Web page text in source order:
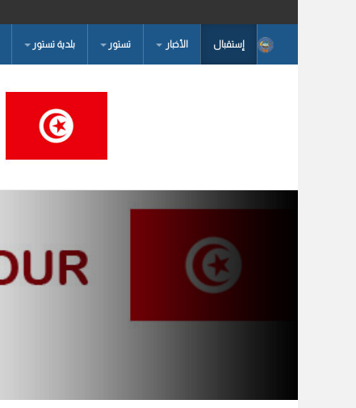
إستقبال الأخبار تستور بلدية تستور